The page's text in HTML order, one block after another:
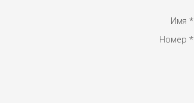
Имя *
Номер *